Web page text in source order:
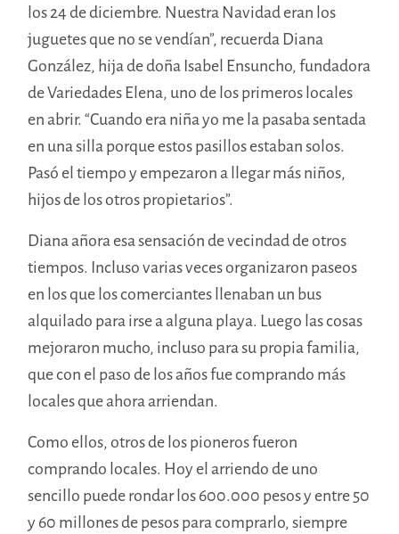
los 24 de diciembre. Nuestra Navidad eran los
juguetes que no se vendían”, recuerda Diana
González, hija de doña Isabel Ensuncho, fundadora
de Variedades Elena, uno de los primeros locales
en abrir. “Cuando era niña yo me la pasaba sentada
en una silla porque estos pasillos estaban solos.
Pasó el tiempo y empezaron a llegar más niños,
hijos de los otros propietarios”.
Diana añora esa sensación de vecindad de otros
tiempos. Incluso varias veces organizaron paseos
en los que los comerciantes llenaban un bus
alquilado para irse a alguna playa. Luego las cosas
mejoraron mucho, incluso para su propia familia,
que con el paso de los años fue comprando más
locales que ahora arriendan.
Como ellos, otros de los pioneros fueron
comprando locales. Hoy el arriendo de uno
sencillo puede rondar los 600.000 pesos y entre 50
y 60 millones de pesos para comprarlo, siempre